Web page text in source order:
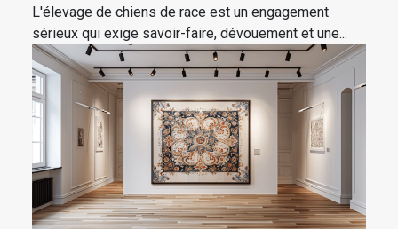
L'élevage de chiens de race est un engagement
sérieux qui exige savoir-faire, dévouement et une...